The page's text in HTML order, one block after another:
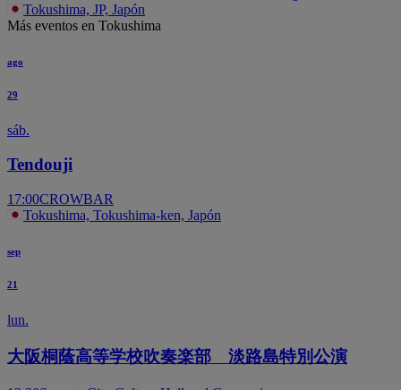
Tokushima, JP, Japón
Más eventos en Tokushima
ago
29
sáb.
Tendouji
17:00CROWBAR
Tokushima, Tokushima-ken, Japón
sep
21
lun.
大阪桐蔭高等学校吹奏楽部 淡路島特別公演